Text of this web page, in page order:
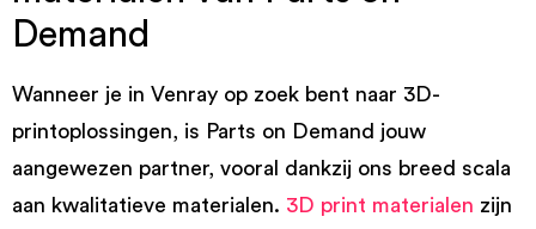
Demand
Wanneer je in Venray op zoek bent naar 3D-
printoplossingen, is Parts on Demand jouw
aangewezen partner, vooral dankzij ons breed scala
aan kwalitatieve materialen. 3D print materialen zijn